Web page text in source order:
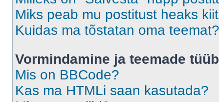
Miks peab mu postitust heaks
Kuidas ma tõstatan oma teemat?
Vormindamine ja teemade
Mis on BBCode?
Kas ma HTMLi saan kasutada?